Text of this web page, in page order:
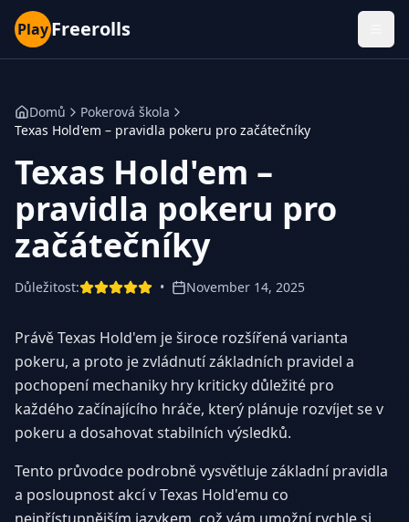
PlayFreerolls
Domů
Pokerová škola
Texas Hold'em – pravidla pokeru pro začátečníky
Texas Hold'em –
pravidla pokeru pro
začátečníky
Důležitost: • November 14, 2025
Právě Texas Hold'em je široce rozšířená varianta
pokeru, a proto je zvládnutí základních pravidel a
pochopení mechaniky hry kriticky důležité pro
každého začínajícího hráče, který plánuje rozvíjet se v
pokeru a dosahovat stabilních výsledků.
Tento průvodce podrobně vysvětluje základní pravidla
a posloupnost akcí v Texas Hold'emu co